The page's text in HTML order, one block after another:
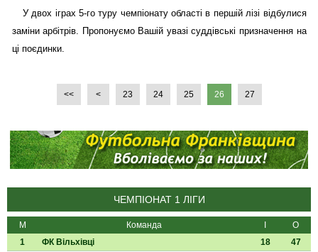
У двох іграх 5-го туру чемпіонату області в першій лізі відбулися
заміни арбітрів. Пропонуємо Вашій увазі суддівські призначення на
ці поєдинки.
<< < 23 24 25 26 27
ЧЕМПІОНАТ 1 ЛІГИ
М Команда
О
1
ФК Вільхівці 18
47